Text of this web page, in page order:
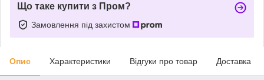
Що таке купити з Пром?
Замовлення під захистом
Опис Характеристики Відгуки про товар Доставка